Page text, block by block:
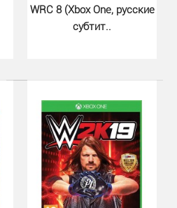
WRC 8 (Xbox One, русские
субтит..